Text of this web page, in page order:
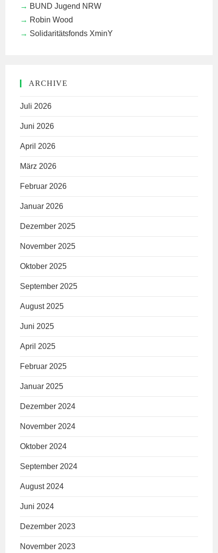
BUND Jugend NRW
Robin Wood
Solidaritätsfonds XminY
ARCHIVE
Juli 2026
Juni 2026
April 2026
März 2026
Februar 2026
Januar 2026
Dezember 2025
November 2025
Oktober 2025
September 2025
August 2025
Juni 2025
April 2025
Februar 2025
Januar 2025
Dezember 2024
November 2024
Oktober 2024
September 2024
August 2024
Juni 2024
Dezember 2023
November 2023